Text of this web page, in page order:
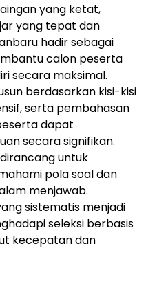
yang ketat,
yang tepat dan
hadir sebagai
calon peserta
secara maksimal.
berdasarkan kisi-kisi
serta pembahasan
dapat
secara signifikan.
untuk
pola soal dan
menjawab.
sistematis menjadi
seleksi berbasis
kecepatan dan